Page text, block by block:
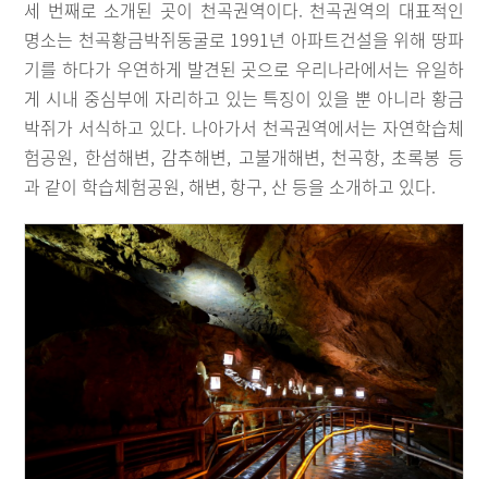
세 번째로 소개된 곳이 천곡권역이다. 천곡권역의 대표적인
명소는 천곡황금박쥐동굴로 1991년 아파트건설을 위해 땅파
기를 하다가 우연하게 발견된 곳으로 우리나라에서는 유일하
게 시내 중심부에 자리하고 있는 특징이 있을 뿐 아니라 황금
박쥐가 서식하고 있다. 나아가서 천곡권역에서는 자연학습체
험공원, 한섬해변, 감추해변, 고불개해변, 천곡항, 초록봉 등
과 같이 학습체험공원, 해변, 항구, 산 등을 소개하고 있다.